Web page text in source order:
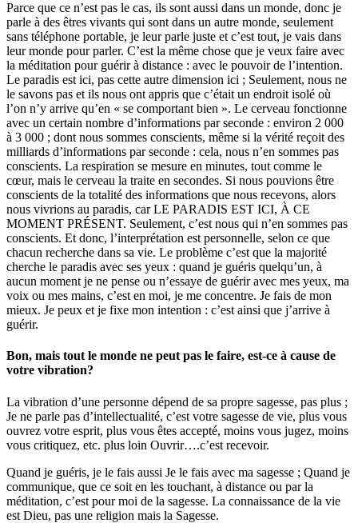
Parce que ce n’est pas le cas, ils sont aussi dans un monde, donc je
parle à des êtres vivants qui sont dans un autre monde, seulement
sans téléphone portable, je leur parle juste et c’est tout, je vais dans
leur monde pour parler. C’est la même chose que je veux faire avec
la méditation pour guérir à distance : avec le pouvoir de l’intention.
Le paradis est ici, pas cette autre dimension ici ; Seulement, nous ne
le savons pas et ils nous ont appris que c’était un endroit isolé où
l’on n’y arrive qu’en « se comportant bien ». Le cerveau fonctionne
avec un certain nombre d’informations par seconde : environ 2 000
à 3 000 ; dont nous sommes conscients, même si la vérité reçoit des
milliards d’informations par seconde : cela, nous n’en sommes pas
conscients. La respiration se mesure en minutes, tout comme le
cœur, mais le cerveau la traite en secondes. Si nous pouvions être
conscients de la totalité des informations que nous recevons, alors
nous vivrions au paradis, car LE PARADIS EST ICI, À CE
MOMENT PRÉSENT. Seulement, c’est nous qui n’en sommes pas
conscients. Et donc, l’interprétation est personnelle, selon ce que
chacun recherche dans sa vie. Le problème c’est que la majorité
cherche le paradis avec ses yeux : quand je guéris quelqu’un, à
aucun moment je ne pense ou n’essaye de guérir avec mes yeux, ma
voix ou mes mains, c’est en moi, je me concentre. Je fais de mon
mieux. Je peux et je fixe mon intention : c’est ainsi que j’arrive à
guérir.
Bon, mais tout le monde ne peut pas le faire, est-ce à cause de
votre vibration?
La vibration d’une personne dépend de sa propre sagesse, pas plus ;
Je ne parle pas d’intellectualité, c’est votre sagesse de vie, plus vous
ouvrez votre esprit, plus vous êtes accepté, moins vous jugez, moins
vous critiquez, etc. plus loin Ouvrir….c’est recevoir.
Quand je guéris, je le fais aussi Je le fais avec ma sagesse ; Quand je
communique, que ce soit en les touchant, à distance ou par la
méditation, c’est pour moi de la sagesse. La connaissance de la vie
est Dieu, pas une religion mais la Sagesse.